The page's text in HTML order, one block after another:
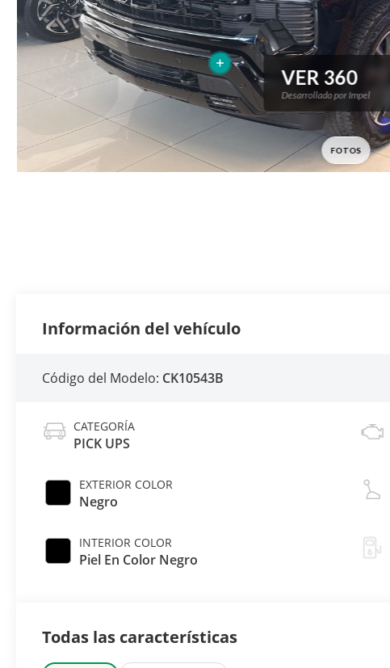
Información del vehículo
Código del Modelo: CK10543B
CATEGORÍA
PICK UPS
EXTERIOR COLOR
Negro
INTERIOR COLOR
Piel En Color Negro
Todas las características